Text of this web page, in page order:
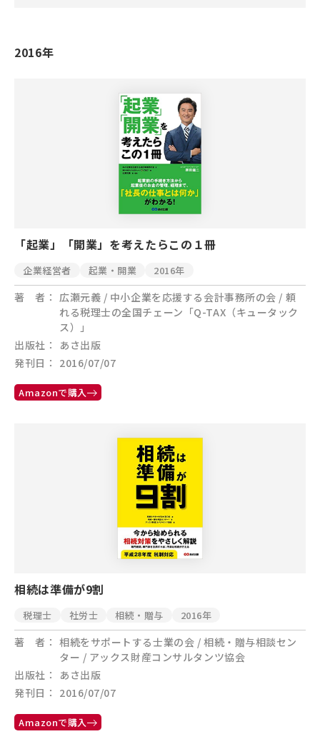
2016年
「起業」「開業」を考えたらこの１冊
企業経営者 起業・開業 2016年
著 者
広瀬元義 / 中小企業を応援する会計事務所の会 / 頼
れる税理士の全国チェーン「Q-TAX（キュータック
ス）」
出版社
あさ出版
発刊日
2016/07/07
Amazonで購入
相続は準備が9割
税理士 社労士 相続・贈与 2016年
著 者
相続をサポートする士業の会 / 相続・贈与相談セン
ター / アックス財産コンサルタンツ協会
出版社
あさ出版
発刊日
2016/07/07
Amazonで購入